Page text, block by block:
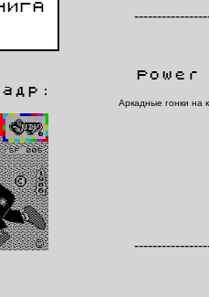
Аркадные гонки на